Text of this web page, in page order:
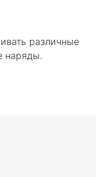
различные
наряды.